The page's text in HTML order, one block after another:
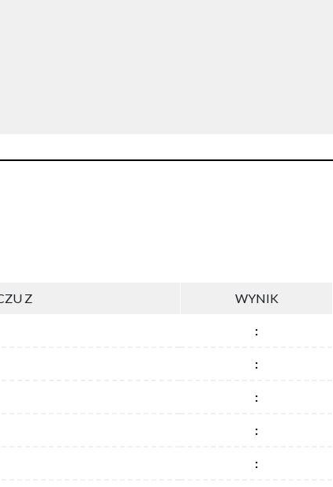
Z WYNIK
:
:
:
:
: